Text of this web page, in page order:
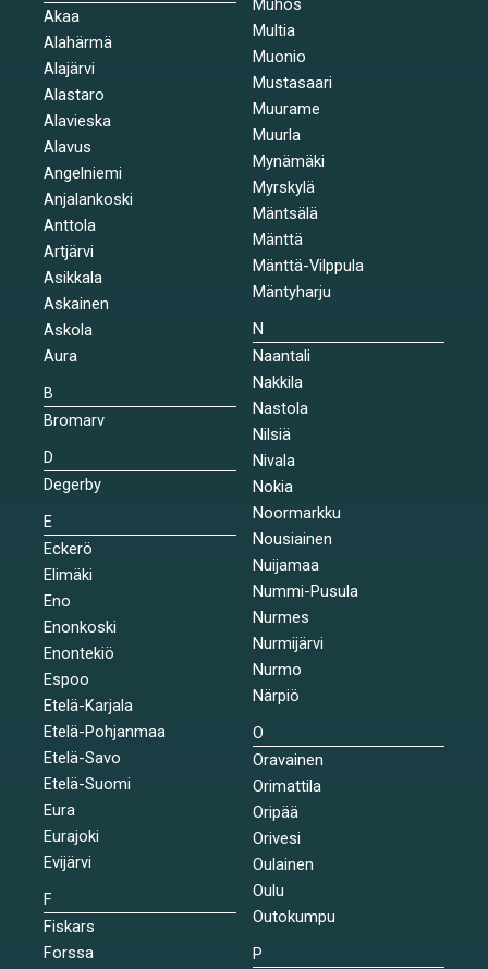
Akaa
Alahärmä
Alajärvi
Alastaro
Alavieska
Alavus
Angelniemi
Anjalankoski
Anttola
Artjärvi
Asikkala
Askainen
Askola
Aura
B
Bromarv
D
Degerby
E
Eckerö
Elimäki
Eno
Enonkoski
Enontekiö
Espoo
Etelä-Karjala
Etelä-Pohjanmaa
Etelä-Savo
Etelä-Suomi
Eura
Eurajoki
Evijärvi
F
Fiskars
Forssa
Muhos
Multia
Muonio
Mustasaari
Muurame
Muurla
Mynämäki
Myrskylä
Mäntsälä
Mänttä
Mänttä-Vilppula
Mäntyharju
N
Naantali
Nakkila
Nastola
Nilsiä
Nivala
Nokia
Noormarkku
Nousiainen
Nuijamaa
Nummi-Pusula
Nurmes
Nurmijärvi
Nurmo
Närpiö
O
Oravainen
Orimattila
Oripää
Orivesi
Oulainen
Oulu
Outokumpu
P